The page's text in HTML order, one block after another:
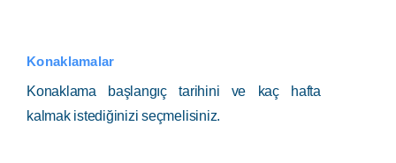
Konaklamalar
Konaklama başlangıç tarihini ve kaç hafta
kalmak istediğinizi seçmelisiniz.